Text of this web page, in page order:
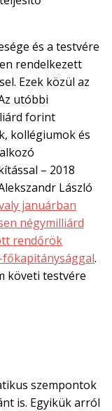
és a testvére
rendelkezett
Ezek közül az
utóbbi
forint
kollégiumok és
– 2018
László
januárban
négymilliárd
rendőrök
főkapitánysággal.
követi testvére
szempontok
is. Egyikük arról